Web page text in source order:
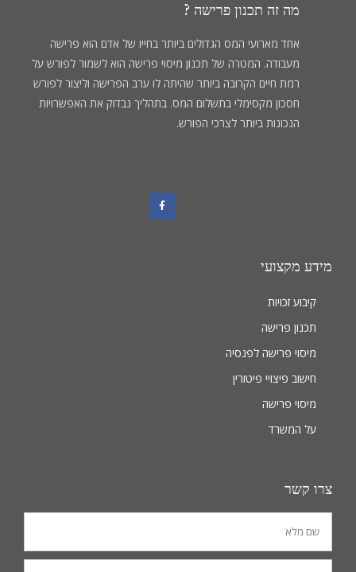
מה זה תכנון פרישה ?
אחד מארועי המס הגדולים ביותר בחייו של אדם הוא פרישה
מעבודה. המטרה של תכנון מיסוי פרישה הוא לשמור לפורש על
רמת חיים הקרובה ביותר שהיתה לו ערב הפרישה וליצור לפורש
חסכון מקסימלי בתשלום המס. בתהליך נבדוק את האפשרויות
הנכונות ביותר לצרכי הפורש.
מידע מקצועי
קיבוע זכויות
תכנון פרישה
מיסוי פרישה לפנסיה
חישוב פיצויי פיטורין
מיסוי פרישה
על המשרד
צרו קשר